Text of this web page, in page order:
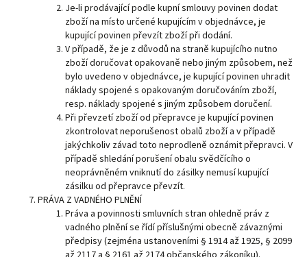
Je-li prodávající podle kupní smlouvy povinen dodat
zboží na místo určené kupujícím v objednávce, je
kupující povinen převzít zboží při dodání.
V případě, že je z důvodů na straně kupujícího nutno
zboží doručovat opakovaně nebo jiným způsobem, než
bylo uvedeno v objednávce, je kupující povinen uhradit
náklady spojené s opakovaným doručováním zboží,
resp. náklady spojené s jiným způsobem doručení.
Při převzetí zboží od přepravce je kupující povinen
zkontrolovat neporušenost obalů zboží a v případě
jakýchkoliv závad toto neprodleně oznámit přepravci. V
případě shledání porušení obalu svědčícího o
neoprávněném vniknutí do zásilky nemusí kupující
zásilku od přepravce převzít.
PRÁVA Z VADNÉHO PLNĚNÍ
Práva a povinnosti smluvních stran ohledně práv z
vadného plnění se řídí příslušnými obecně závaznými
předpisy (zejména ustanoveními § 1914 až 1925, § 2099